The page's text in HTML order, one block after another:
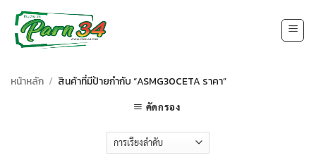
content
หน้าหลัก / สินค้าที่มีป้ายกำกับ “ASMG30CETA ราคา”
คัดกรอง